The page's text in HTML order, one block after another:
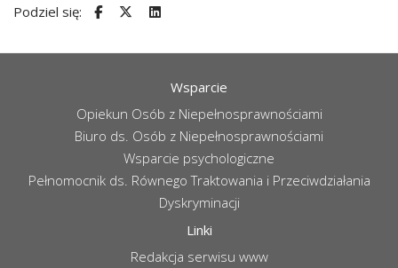
Podziel się:
Wsparcie
Opiekun Osób z Niepełnosprawnościami
Biuro ds. Osób z Niepełnosprawnościami
Wsparcie psychologiczne
Pełnomocnik ds. Równego Traktowania i Przeciwdziałania
Dyskryminacji
Linki
Redakcja serwisu www